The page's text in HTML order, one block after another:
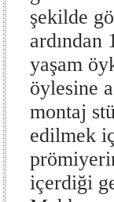
şekilde
ardından
yaşam
öylesine
montaj
edilmek
içerdiği